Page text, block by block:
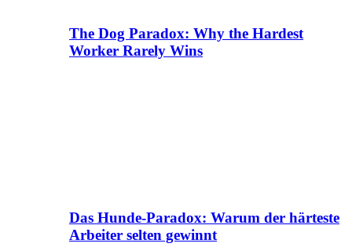
The Dog Paradox: Why the Hardest
Worker Rarely Wins
Das Hunde-Paradox: Warum der härteste
Arbeiter selten gewinnt